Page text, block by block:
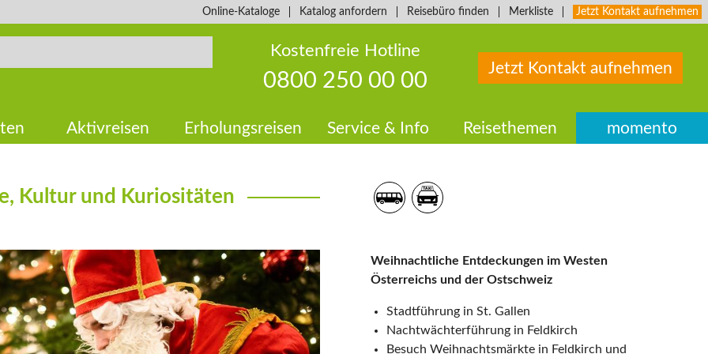
Online-Kataloge Katalog anfordern Reisebüro finden Merkliste Jetzt Kontakt aufnehmen
Kostenfreie Hotline
0800 250 00 00
Jetzt Kontakt aufnehmen
Aktivreisen Erholungsreisen Service & Info Reisethemen momento
Kultur und Kuriositäten
Weihnachtliche Entdeckungen im Westen
Österreichs und der Ostschweiz
Stadtführung in St. Gallen
Nachtwächterführung in Feldkirch
Besuch Weihnachtsmärkte in Feldkirch und